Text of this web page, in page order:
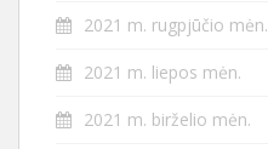
2021 m. rugpjūčio mėn.
2021 m. liepos mėn.
2021 m. birželio mėn.